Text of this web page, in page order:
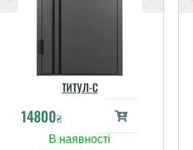
ТИТУЛ-С
14800₴